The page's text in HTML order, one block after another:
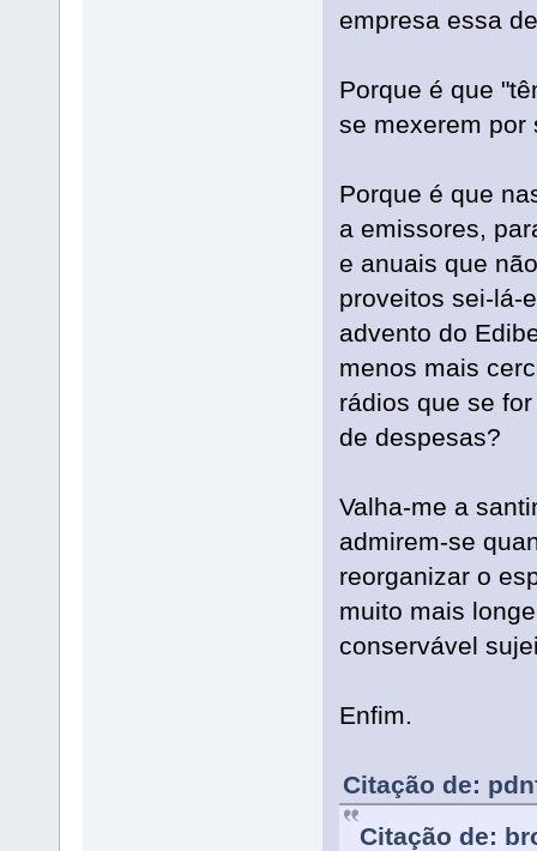
empresa essa
Porque é que
se mexerem por
Porque é que
a emissores,
e anuais que
proveitos sei-lá-
advento do
menos mais
rádios que se
de despesas?
Valha-me a
admirem-se
reorganizar o
muito mais
conservável
Enfim.
Citação de:
Citação de: